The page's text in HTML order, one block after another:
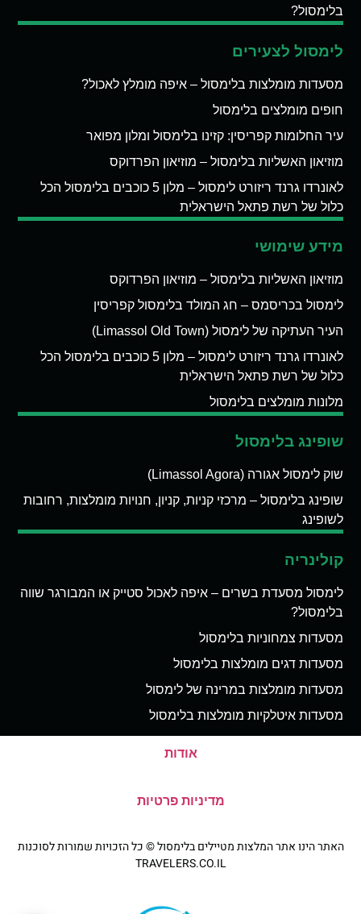
בלימסול?
לימסול לצעירים
מסעדות מומלצות בלימסול – איפה מומלץ לאכול?
חופים מומלצים בלימסול
עיר החלומות קפריסין: קזינו בלימסול ומלון מפואר
מוזיאון האשליות בלימסול – מוזיאון הפרדוקס
לאונרדו גרנד ריזורט לימסול – מלון 5 כוכבים בלימסול הכל
כלול של רשת פתאל הישראלית
מידע שימושי
מוזיאון האשליות בלימסול – מוזיאון הפרדוקס
לימסול בכריסמס – חג המולד בלימסול קפריסין
העיר העתיקה של לימסול (Limassol Old Town)
לאונרדו גרנד ריזורט לימסול – מלון 5 כוכבים בלימסול הכל
כלול של רשת פתאל הישראלית
מלונות מומלצים בלימסול
שופינג בלימסול
שוק לימסול אגורה (Limassol Agora)
שופינג בלימסול – מרכזי קניות, קניון, חנויות מומלצות, רחובות
לשופינג
קולינריה
לימסול מסעדת בשרים – איפה לאכול סטייק או המבורגר שווה
בלימסול?
מסעדות צמחוניות בלימסול
מסעדות דגים מומלצות בלימסול
מסעדות מומלצות במרינה של לימסול
מסעדות איטלקיות מומלצות בלימסול
אודות
מדיניות פרטיות
האתר הינו אתר המלצות מטיילים בלימסול © כל הזכויות שמורות לסוכנות
TRAVELERS.CO.IL